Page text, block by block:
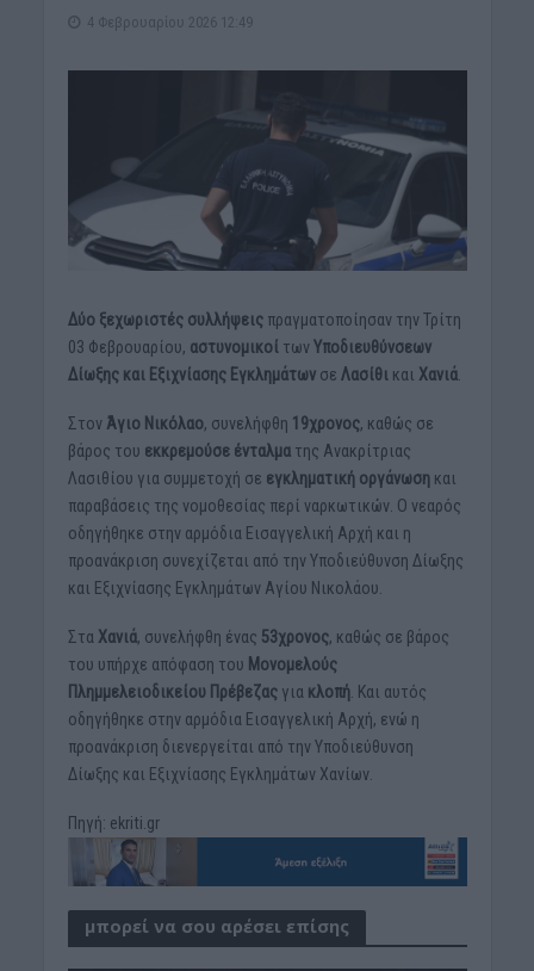
4 Φεβρουαρίου 2026 12:49
Δύο ξεχωριστές συλλήψεις πραγματοποίησαν την Τρίτη
03 Φεβρουαρίου, αστυνομικοί τωνΥποδιευθύνσεων
Δίωξης και Εξιχνίασης Εγκλημάτωνσε Λασίθι και Χανιά.
Στον Άγιο Νικόλαο, συνελήφθη 19χρονος, καθώς σε
βάρος του εκκρεμούσε ένταλματης Ανακρίτριας
Λασιθίου για συμμετοχή σε εγκληματική οργάνωσηκαι
παραβάσεις της νομοθεσίας περί ναρκωτικών. Ο νεαρός
οδηγήθηκε στην αρμόδια Εισαγγελική Αρχή και η
προανάκριση συνεχίζεται από την Υποδιεύθυνση Δίωξης
και Εξιχνίασης Εγκλημάτων Αγίου Νικολάου.
Στα Χανιά, συνελήφθη ένας 53χρονος, καθώς σε βάρος
του υπήρχε απόφαση του Μονομελούς
Πλημμελειοδικείου Πρέβεζαςγια κλοπή. Και αυτός
οδηγήθηκε στην αρμόδια Εισαγγελική Αρχή, ενώ η
προανάκριση διενεργείται από την Υποδιεύθυνση
Δίωξης και Εξιχνίασης Εγκλημάτων Χανίων.
Πηγή: ekriti.gr
μπορεί να σου αρέσει επίσης